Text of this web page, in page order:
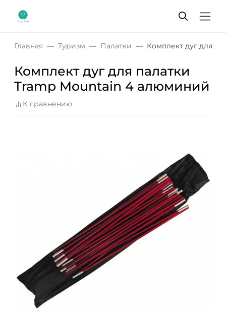
Главная Туризм Палатки Комплект дуг для
Комплект дуг для палатки
Tramp Mountain 4 алюминий
К сравнению